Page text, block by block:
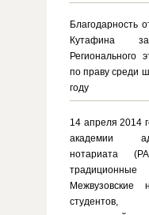
Кутафина
Регионального
по праву среди
году
14 апреля 2014
академии
нотариата
Межвузовские
студентов,